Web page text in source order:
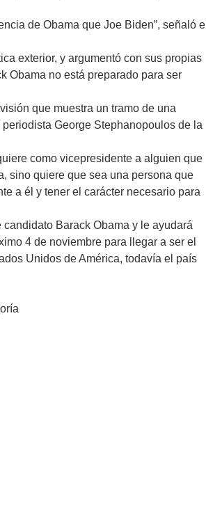
de Obama que Joe Biden”, señaló el
exterior, y argumentó con sus propias
Obama no está preparado para ser
que muestra un tramo de una
George Stephanopoulos de la
como vicepresidente a alguien que
sino quiere que sea una persona que
a él y tener el carácter necesario para
Barack Obama y le ayudará
4 de noviembre para llegar a ser el
Unidos de América, todavía el país